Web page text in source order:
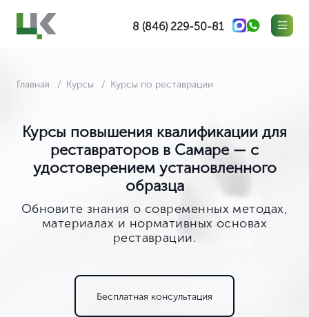
8 (846) 229-50-81
Главная Курсы Курсы по реставрации
Курсы повышения квалификации для
реставраторов в Самаре — с
удостоверением установленного
образца
Обновите знания о современных методах,
материалах и нормативных основах
реставрации.
Бесплатная консультация